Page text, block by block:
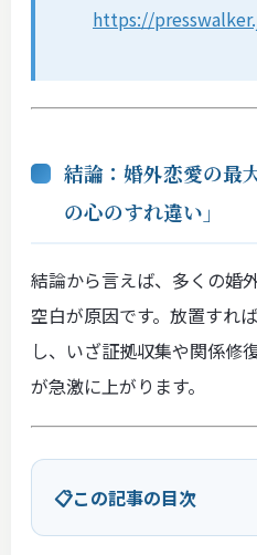
https://
結論：婚外恋愛の最
の心のすれ違い」
結論から言えば、多くの婚
空白が原因です。放置すれ
し、いざ証拠収集や関係修
が急激に上がります。
この記事の目次